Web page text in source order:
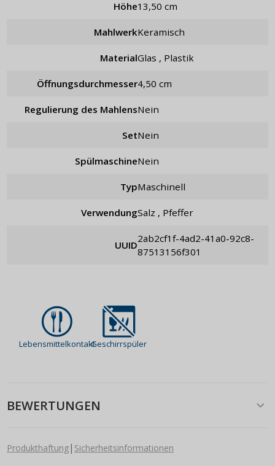
Höhe 13,50 cm
Mahlwerk keramisch
Material Glas , Plastik
Öffnungsdurchmesser 4,50 cm
Regulierung des Mahlens nein
Set nein
Spülmaschine Nein
Typ maschinell
Verwendung Salz , Pfeffer
UUID
2ab2cf1f-4ad2-41a0-92c8-
87513156f301
LebensmittelkontaktGeschirrspüler
BEWERTUNGEN
Produkthaftung| Sicherheitsinformationen